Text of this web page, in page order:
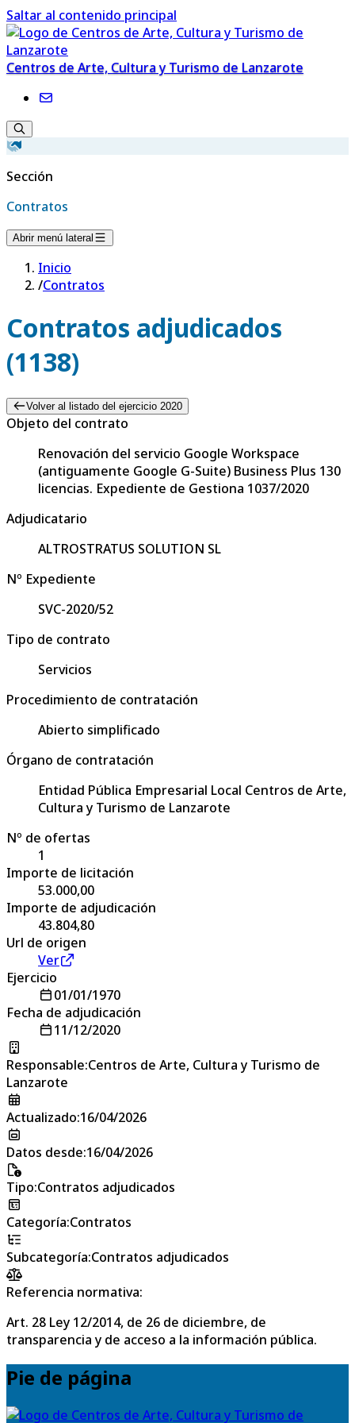
Saltar al contenido principal
Centros de Arte, Cultura y Turismo de Lanzarote
Sección
Contratos
Abrir menú lateral
Inicio
/Contratos
Contratos adjudicados
(1138)
Volver al listado del ejercicio 2020
Objeto del contrato
Renovación del servicio Google Workspace
(antiguamente Google G-Suite) Business Plus 130
licencias. Expediente de Gestiona 1037/2020
Adjudicatario
ALTROSTRATUS SOLUTION SL
Nº Expediente
SVC-2020/52
Tipo de contrato
Servicios
Procedimiento de contratación
Abierto simplificado
Órgano de contratación
Entidad Pública Empresarial Local Centros de Arte,
Cultura y Turismo de Lanzarote
Nº de ofertas
1
Importe de licitación
53.000,00
Importe de adjudicación
43.804,80
Url de origen
Ver
Ejercicio
01/01/1970
Fecha de adjudicación
11/12/2020
Responsable:Centros de Arte, Cultura y Turismo de
Lanzarote
Actualizado:16/04/2026
Datos desde:16/04/2026
Tipo:Contratos adjudicados
Categoría:Contratos
Subcategoría:Contratos adjudicados
Referencia normativa:
Art. 28 Ley 12/2014, de 26 de diciembre, de
transparencia y de acceso a la información pública.
Pie de página